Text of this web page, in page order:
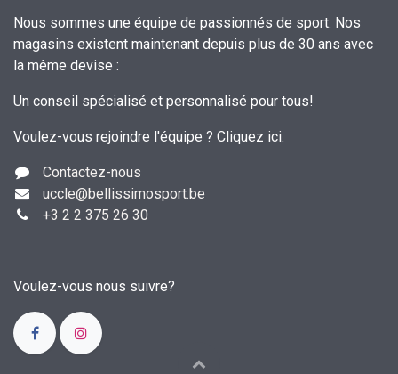
Nous sommes une équipe de passionnés de sport. Nos
magasins existent maintenant depuis plus de 30 ans avec
la même devise :
Un conseil spécialisé et personnalisé pour tous!
Voulez-vous rejoindre l'équipe ? Cliquez ici.
Contactez-nous
uccle@bellissimosport.be
+3 2 2 375 26 30
Voulez-vous nous suivre?